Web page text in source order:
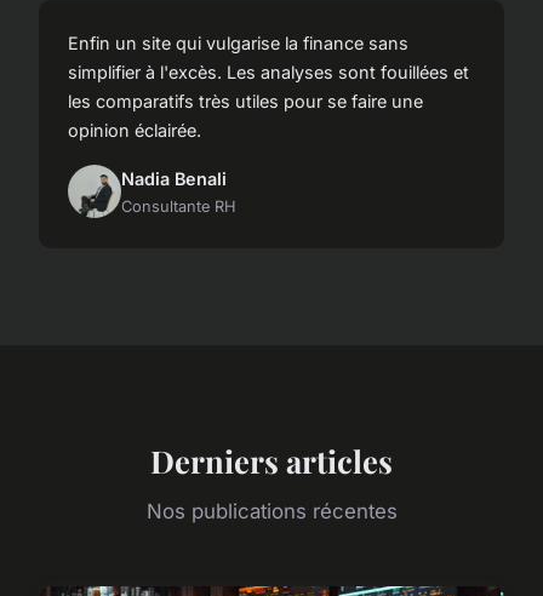
Enfin un site qui vulgarise la finance sans
simplifier à l'excès. Les analyses sont fouillées et
les comparatifs très utiles pour se faire une
opinion éclairée.
Nadia Benali
Consultante RH
Derniers articles
Nos publications récentes